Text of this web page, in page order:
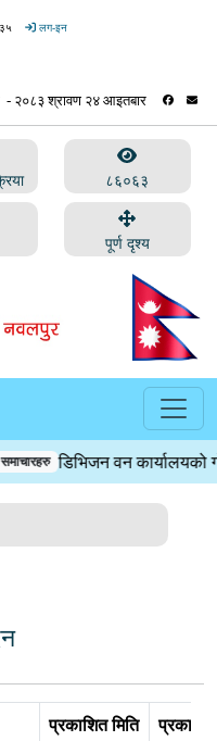
लग-इन
८६०६३
पूर्ण दृश्य
डिभिजन वन कार्यालयको
प्रकाशित मिति
प्रकाशक